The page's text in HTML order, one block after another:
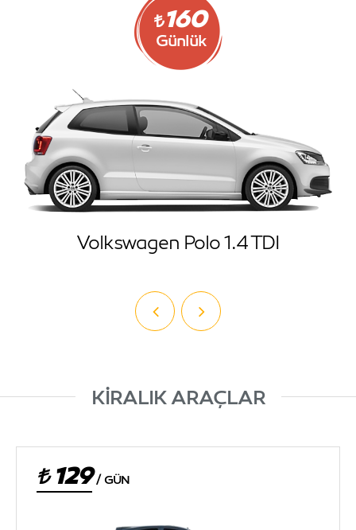
160
Günlük
Volkswagen Polo 1.4 TDI
KİRALIK ARAÇLAR
129 / GÜN